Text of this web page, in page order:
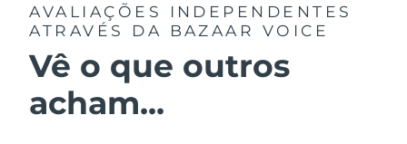
AVALIAÇÕES INDEPENDENTES
ATRAVÉS DA BAZAAR VOICE
Vê o que outros
acham...